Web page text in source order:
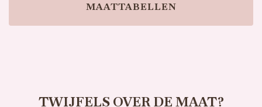
MAATTABELLEN
TWIJFELS OVER DE MAAT?